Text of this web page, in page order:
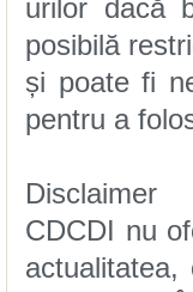
pentru a
Disclaimer